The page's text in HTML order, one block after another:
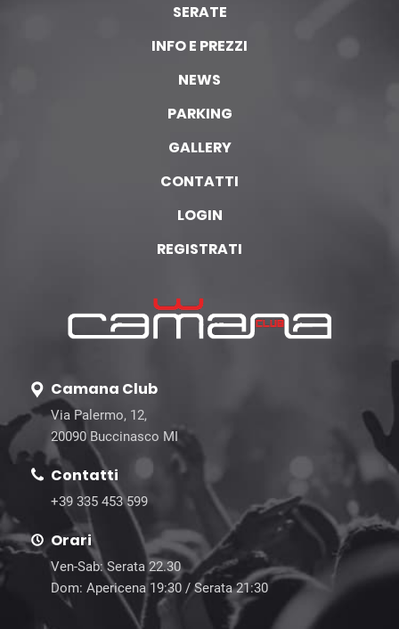
SERATE
INFO E PREZZI
NEWS
PARKING
GALLERY
CONTATTI
LOGIN
REGISTRATI
Camana Club
Via Palermo, 12,
20090 Buccinasco MI
Contatti
+39 335 453 599
Orari
Ven-Sab: Serata 22.30
Dom: Apericena 19:30 / Serata 21:30